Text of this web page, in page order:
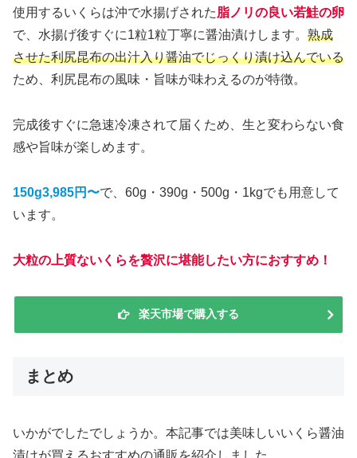
使用するいくらは沖で水揚げされた脂ノリの良い若鮭の卵
で、水揚げ後すぐに1粒1粒丁寧に醤油漬けします。 熟成
させた利尻昆布の出汁入り醤油でじっくり漬け込んでいる
ため、利尻昆布の風味・旨味が味わえるのが特徴。
完成後すぐに急速冷凍されて届くため、生と変わらない食
感や旨味が楽しめます。
150g3,985円〜で、60g・390g・500g・1kgでも用意して
います。
大粒の上質ないくらを贅沢に堪能したい方におすすめ！
楽天市場で購入する
まとめ
いかがでしたでしょうか。本記事では美味しいいくら醤油
漬けが買えるおすすめの通販を紹介しました。